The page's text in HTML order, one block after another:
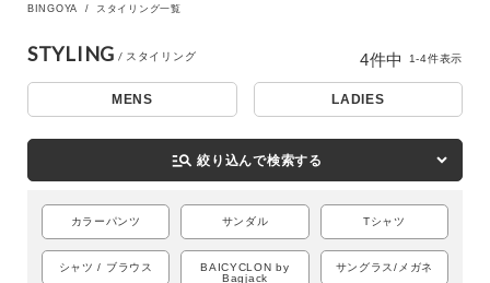
BINGOYA スタイリング一覧
STYLING
MENS LADIES
manage_search 絞り込んで検索する
カラーパンツ サンダル Tシャツ
シャツ / ブラウス
BAICYCLON by
Bagjack
サングラス/メガネ
4件中 1-4件表示